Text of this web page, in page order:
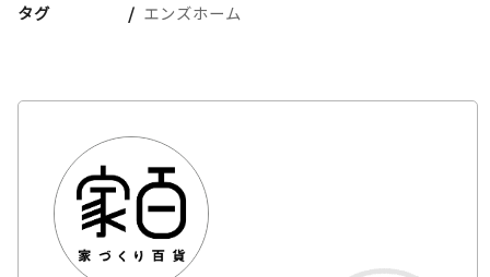
タグ
エンズホーム